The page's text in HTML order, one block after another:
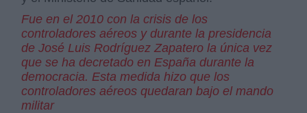
Fue en el 2010 con la crisis de los
controladores aéreos y durante la presidencia
de José Luis Rodríguez Zapatero la única vez
que se ha decretado en España durante la
democracia. Esta medida hizo que los
controladores aéreos quedaran bajo el mando
militar